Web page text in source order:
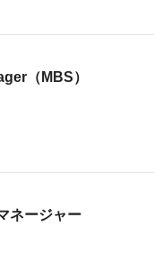
（MBS）
ネージャー